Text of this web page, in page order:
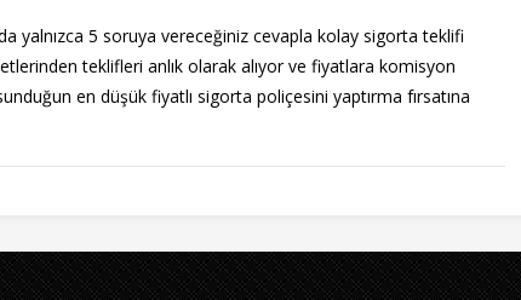
yalnızca 5 soruya vereceğiniz cevapla kolay sigorta teklifi
teklifleri anlık olarak alıyor ve fiyatlara komisyon
en düşük fiyatlı sigorta poliçesini yaptırma fırsatına